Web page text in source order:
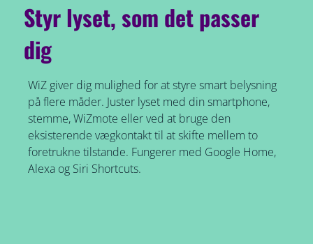
Styr lyset, som det passer
dig
WiZ giver dig mulighed for at styre smart belysning
på flere måder. Juster lyset med din smartphone,
stemme, WiZmote eller ved at bruge den
eksisterende vægkontakt til at skifte mellem to
foretrukne tilstande. Fungerer med Google Home,
Alexa og Siri Shortcuts.